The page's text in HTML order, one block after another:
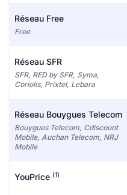
Réseau Free
Free
Réseau SFR
SFR, RED by SFR, Syma,
Coriolis, Prixtel, Lebara
Réseau Bouygues Telecom
Bouygues Telecom, Cdiscount
Mobile, Auchan Telecom, NRJ
Mobile
YouPrice (1)